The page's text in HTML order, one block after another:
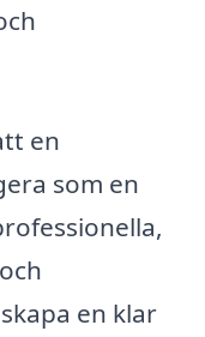
en
som en
en klar